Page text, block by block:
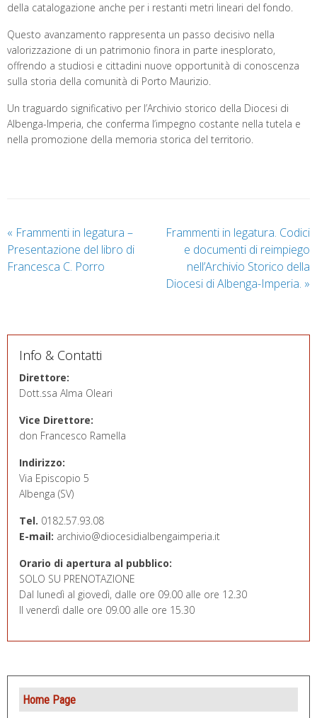
della catalogazione anche per i restanti metri lineari del fondo.
Questo avanzamento rappresenta un passo decisivo nella
valorizzazione di un patrimonio finora in parte inesplorato,
offrendo a studiosi e cittadini nuove opportunità di conoscenza
sulla storia della comunità di Porto Maurizio.
Un traguardo significativo per l’Archivio storico della Diocesi di
Albenga-Imperia, che conferma l’impegno costante nella tutela e
nella promozione della memoria storica del territorio.
« Frammenti in legatura –
Presentazione del libro di
Francesca C. Porro
Frammenti in legatura. Codici
e documenti di reimpiego
nell’Archivio Storico della
Diocesi di Albenga-Imperia. »
Info & Contatti
Direttore:
Dott.ssa Alma Oleari
Vice Direttore:
don Francesco Ramella
Indirizzo:
Via Episcopio 5
Albenga (SV)
Tel. 0182.57.93.08
E-mail: archivio@diocesidialbengaimperia.it
Orario di apertura al pubblico:
SOLO SU PRENOTAZIONE
Dal lunedì al giovedì, dalle ore 09.00 alle ore 12.30
Il venerdì dalle ore 09.00 alle ore 15.30
Home Page